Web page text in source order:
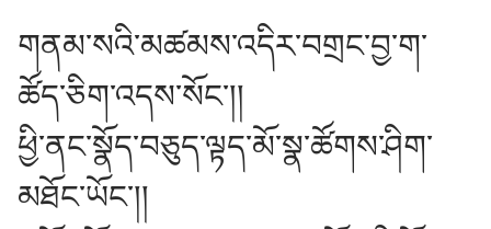
གནམ་སའི་མཚམས་འདིར་བགྲང་བྱ་ག་
ཚོད་ཅིག་འདས་སོང༌།།
ཕྱི་ནང་སྣོད་བཅུད་ལྟད་མོ་སྣ་ཚོགས་ཤིག་
མཐོང་ཡོང༌།།